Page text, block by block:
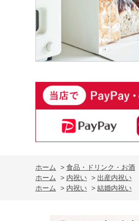
ホーム > 食品・ドリンク・お酒
ホーム
> 内祝い > 出産内祝い
ホーム
> 内祝い > 結婚内祝い